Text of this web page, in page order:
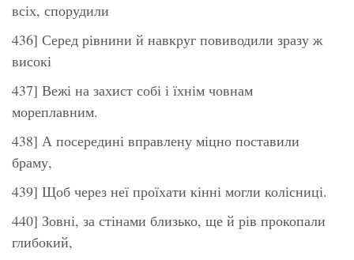
всіх, спорудили
436] Серед рівнини й навкруг повиводили зразу ж
високі
437] Вежі на захист собі і їхнім човнам
мореплавним.
438] А посередині вправлену міцно поставили
браму,
439] Щоб через неї проїхати кінні могли колісниці.
440] Зовні, за стінами близько, ще й рів прокопали
глибокий,